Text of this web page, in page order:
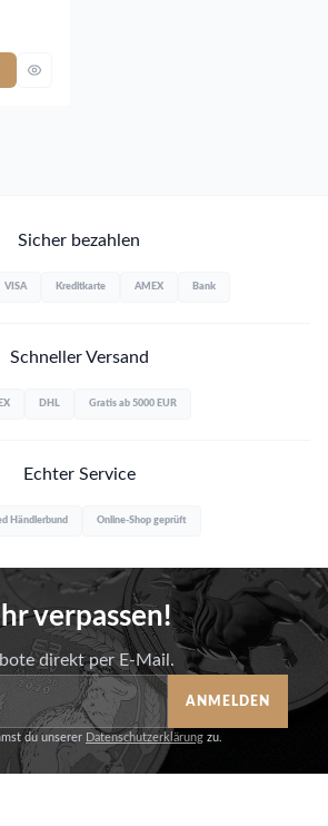
Sicher bezahlen
VISA Kreditkarte AMEX Bank
Schneller Versand
DHL Gratis ab 5000 EUR
Echter Service
Händlerbund Online-Shop geprüft
verpassen!
direkt per E-Mail.
ANMELDEN
du unserer Datenschutzerklärung zu.